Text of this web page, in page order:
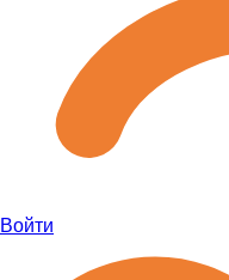
Войти